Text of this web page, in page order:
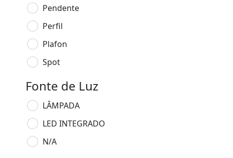
Pendente
Perfil
Plafon
Spot
Fonte de Luz
LÂMPADA
LED INTEGRADO
N/A